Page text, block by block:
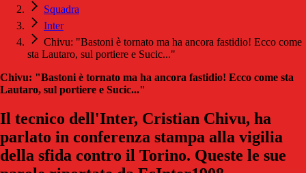
Squadra
Inter
Chivu: "Bastoni è tornato ma ha ancora fastidio! Ecco come
sta Lautaro, sul portiere e Sucic..."
Chivu: "Bastoni è tornato ma ha ancora fastidio! Ecco come sta
Lautaro, sul portiere e Sucic..."
Il tecnico dell'Inter, Cristian Chivu, ha
parlato in conferenza stampa alla vigilia
della sfida contro il Torino. Queste le sue